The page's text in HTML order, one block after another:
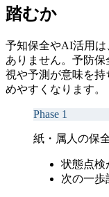
踏むか
予知保全やAI活用
ありません。予防
視や予測が意味を
めやすくなります。
Phase 1
紙・属人の保
状態点検
次の一歩